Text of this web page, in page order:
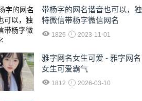
​带杨字的网名谐音也可以，独
特微信带杨字微信网名
1826 2023-11-01
雅字网名女生可爱 - 雅字网名
女生可爱霸气
1812 2026-03-10